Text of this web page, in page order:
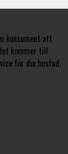
konsument att
kommer till
för din bostad.